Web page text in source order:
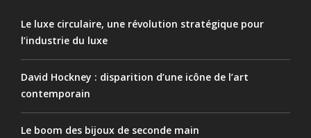
Le luxe circulaire, une révolution stratégique pour
l’industrie du luxe
David Hockney : disparition d’une icône de l’art
contemporain
Le boom des bijoux de seconde main